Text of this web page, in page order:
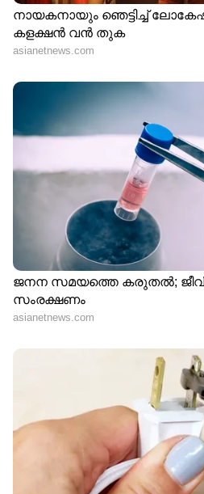
01-09-2022:
പത്തനംതിട്ട, ആലപ്പുഴ,
എറണാകുളം, ഇടുക്കി,
എന്നീ ജില്ലകളിൽ
സാധ്യതയുള്ളതിനാൽ
വകുപ്പ് മഞ്ഞ (Yellow)
പ്രഖ്യാപിച്ചിരിക്കുന്നു. 24
മുതൽ 115.5 mm
ശക്തമായ മഴ കൊണ്ട്
ചില ജില്ലകളിൽ കേന്ദ്ര
മഞ്ഞ അലേർട്ട് ആണ്
മേഖലകളിൽ ഒറ്റപ്പെട്ട
കൂടിയ മഴക്ക് സാധ്യത
ദിവസങ്ങളിൽ ശക്തമായ മഴ
മലയോരപ്രദേശങ്ങളിൽ
സമാനമായ ജാഗ്രത
കഴിഞ്ഞ ദിവസങ്ങളിൽ
ലഭിച്ച പ്രദേശങ്ങളിൽ മഴ
സാഹചര്യത്തിൽ താഴ്ന്ന
നദീതീരങ്ങൾ,
സാധ്യതയുള്ള മലയോര